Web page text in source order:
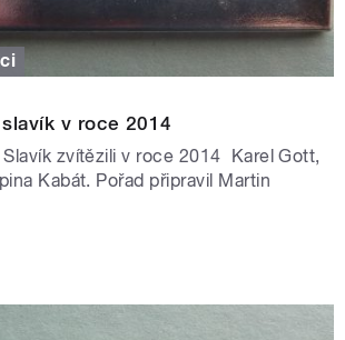
v roce 2014
zvítězili v roce 2014 Karel Gott,
Kabát. Pořad připravil Martin